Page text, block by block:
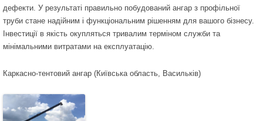
дефекти. У результаті правильно побудований ангар з профільної
труби стане надійним і функціональним рішенням для вашого бізнесу.
Інвестиції в якість окупляться тривалим терміном служби та
мінімальними витратами на експлуатацію.
Каркасно-тентовий ангар (Київська область, Васильків)